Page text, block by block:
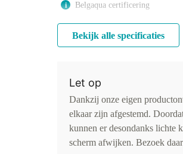
i Belgaqua certificering
Bekijk alle specificaties
Let op
Dankzij onze eigen
elkaar zijn afgestemd.
kunnen er desondanks lichte
scherm afwijken. Bezoek